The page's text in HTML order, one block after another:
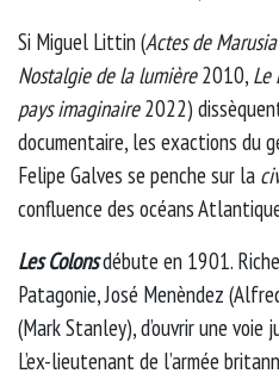
Si Miguel Littin (Actes de Marusia
Nostalgie de la lumière2010, Le
pays imaginaire2022)
documentaire, les exactions du
Felipe Galves se penche sur la
confluence des océans
Les Colonsdébute en 1901.
Patagonie, José Menèndez
(Mark Stanley), d’ouvrir une
L’ex-lieutenant de l’armée